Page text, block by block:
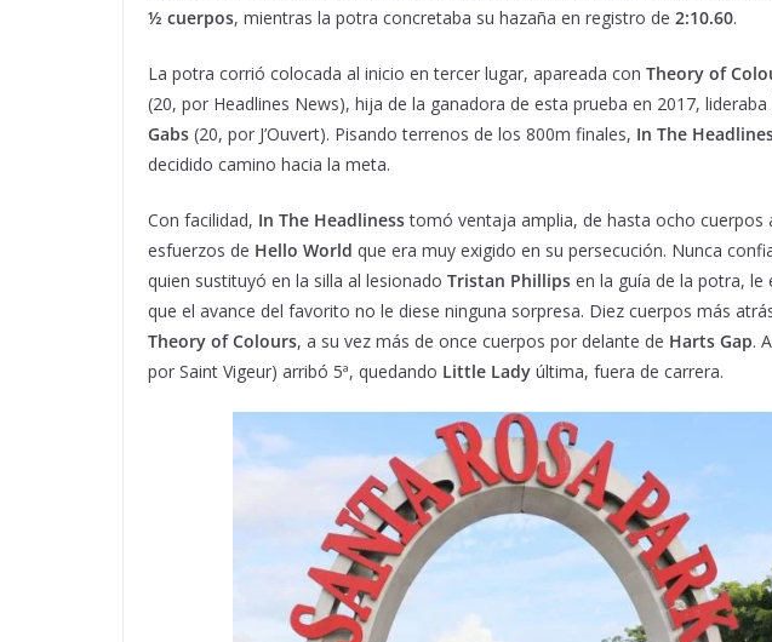
½ cuerpos, mientras la potra concretaba su hazaña en registro de 2:10.60.
La potra corrió colocada al inicio en tercer lugar, apareada con Theory of
(20, por Headlines News), hija de la ganadora de esta prueba en 2017,
Gabs (20, por J’Ouvert). Pisando terrenos de los 800m finales, In The
decidido camino hacia la meta.
Con facilidad, In The Headlinesstomó ventaja amplia, de hasta ocho cuerpos
esfuerzos de Hello World que era muy exigido en su persecución. Nunca
quien sustituyó en la silla al lesionado Tristan Phillips en la guía de la potra, le
que el avance del favorito no le diese ninguna sorpresa. Diez cuerpos más
Theory of Colours, a su vez más de once cuerpos por delante de Harts Gap.
por Saint Vigeur) arribó 5ª, quedando Little Lady última, fuera de carrera.